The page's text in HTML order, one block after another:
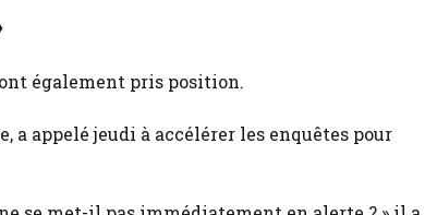
également pris position.
appelé jeudi à accélérer les enquêtes pour